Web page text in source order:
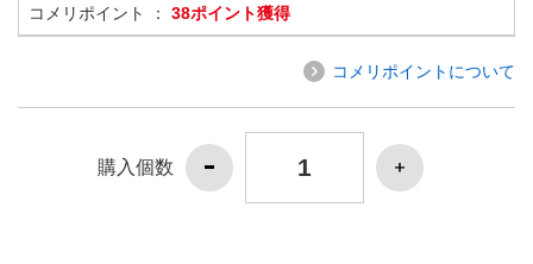
コメリポイント ： 38ポイント獲得
コメリポイントについて
購入個数